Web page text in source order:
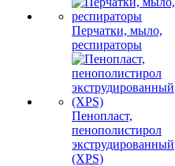
Перчатки, мыло,
респираторы
Пенопласт,
пенополистирол
экструдированный
(XPS)